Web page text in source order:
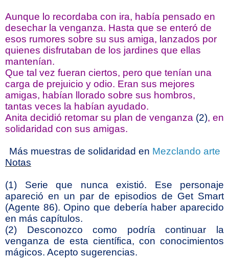
Aunque lo recordaba con ira, había pensado en
desechar la venganza. Hasta que se enteró de
esos rumores sobre su sus amiga, lanzados por
quienes disfrutaban de los jardines que ellas
mantenían.
Que tal vez fueran ciertos, pero que tenían una
carga de prejuicio y odio. Eran sus mejores
amigas, habían llorado sobre sus hombros,
tantas veces la habían ayudado.
Anita decidió retomar su plan de venganza (2), en
solidaridad con sus amigas.
Más muestras de solidaridad en Mezclando arte
Notas
(1) Serie que nunca existió. Ese personaje
apareció en un par de episodios de Get Smart
(Agente 86). Opino que debería haber aparecido
en más capítulos.
(2) Desconozco como podría continuar la
venganza de esta científica, con conocimientos
mágicos. Acepto sugerencias.